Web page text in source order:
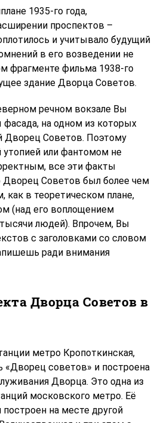
1935-го года,
проспектов –
и учитывало будущий
в его возведении не
фрагменте фильма 1938-го
здание Дворца Советов.
речном вокзале Вы
на одном из которых
Дворец Советов. Поэтому
утопией или фантомом не
все эти факты
Советов был более чем
как в теоретическом плане,
(над его воплощением
людей). Впрочем, Вы
с заголовками со словом
ради внимания
Дворца Советов в
метро Кропоткинская,
«Дворец советов» и построена
Дворца. Это одна из
московского метро. Её
на месте другой